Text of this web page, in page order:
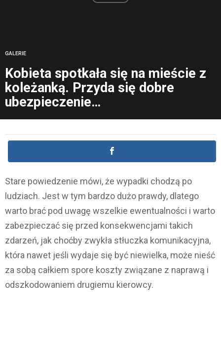
GALERIE
Kobieta spotkała się na mieście z
koleżanką. Przyda się dobre
ubezpieczenie…
Stare powiedzenie mówi, że wypadki chodzą po
ludziach. Jest w tym bardzo dużo prawdy, dlatego
warto brać pod uwagę wszelkie ewentualności i warto
zabezpieczać się przed konsekwencjami takich
zdarzeń, jak choćby zwykła stłuczka komunikacyjna,
która nawet jeśli wydaje się być niewielka, może nieść
za sobą całkiem spore koszty związane z naprawą i
odszkodowaniem drugiemu kierowcy.